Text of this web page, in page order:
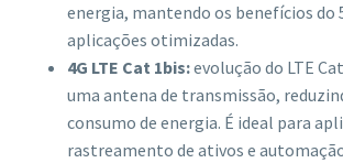
energia, mantendo os benefícios do
aplicações otimizadas.
4G LTE Cat 1bis:evolução do LTE
uma antena de transmissão,
consumo de energia. É ideal para
rastreamento de ativos e